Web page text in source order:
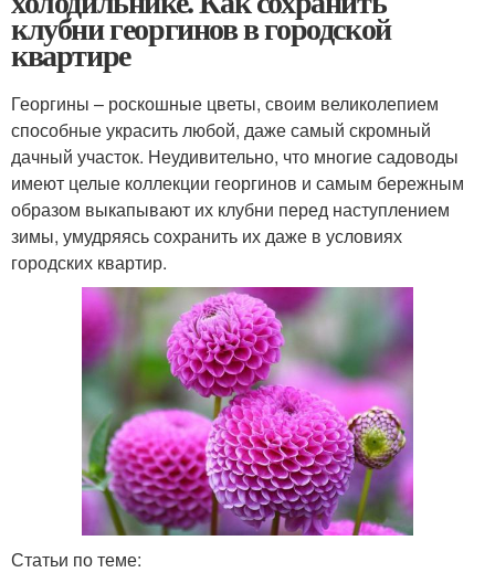
клубни георгинов в городской
квартире
Георгины – роскошные цветы, своим великолепием
способные украсить любой, даже самый скромный
дачный участок. Неудивительно, что многие садоводы
имеют целые коллекции георгинов и самым бережным
образом выкапывают их клубни перед наступлением
зимы, умудряясь сохранить их даже в условиях
городских квартир.
Статьи по теме: